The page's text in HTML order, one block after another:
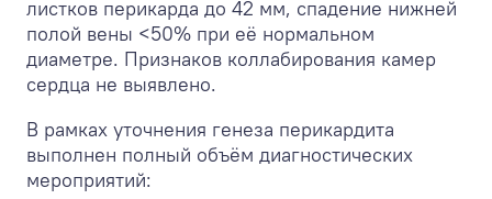
листков перикарда до 42 мм, спадение нижней
полой вены <50% при её нормальном
диаметре. Признаков коллабирования камер
сердца не выявлено.
В рамках уточнения генеза перикардита
выполнен полный объём диагностических
мероприятий: